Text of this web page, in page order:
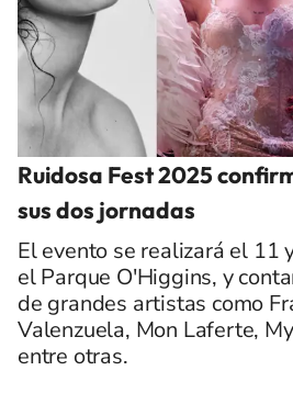
Ruidosa Fest 2025
sus dos jornadas
El evento se realizará el 11
el Parque O'Higgins, y
de grandes artistas como
Valenzuela, Mon Laferte,
entre otras.